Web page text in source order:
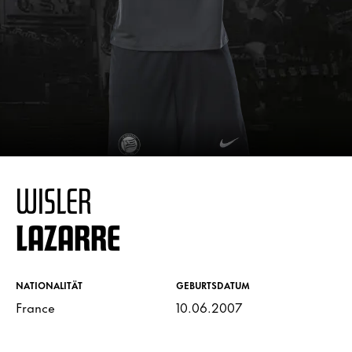
WISLER
LAZARRE
NATIONALITÄT
France
GEBURTSDATUM
10.06.2007